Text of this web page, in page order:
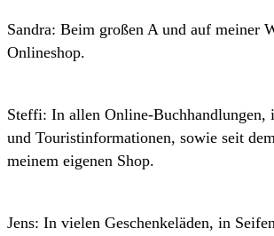
Sandra: Beim großen A und auf meiner
Onlineshop.
Steffi: In allen Online-Buchhandlungen,
und Touristinformationen, sowie seit
meinem eigenen Shop.
Jens: In vielen Geschenkeläden, in